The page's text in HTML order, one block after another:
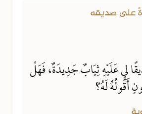
على صديقه
لِي عَلَيْهِ ثِيَابٌ جَدِيدَةٌ، فَهَلْ
أَقُولُهُ لَهُ؟